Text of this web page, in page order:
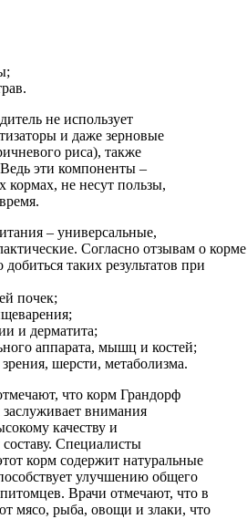
не использует
и даже зерновые
риса), также
Ведь эти компоненты –
не несут пользы,
– универсальные,
Согласно отзывам о корме
таких результатов при
почек;
и дерматита;
аппарата, мышц и костей;
шерсти, метаболизма.
что корм Грандорф
внимания
качеству и
Специалисты
корм содержит натуральные
улучшению общего
Врачи отмечают, что в
мясо, рыба, овощи и злаки, что